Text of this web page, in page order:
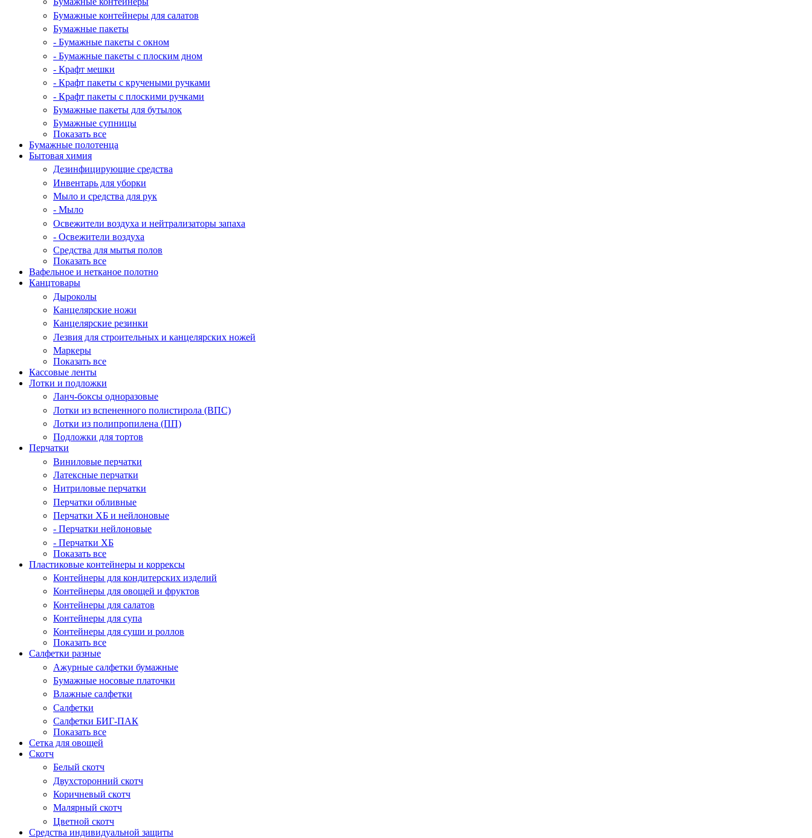
Бумажные контейнеры для салатов
Бумажные пакеты
- Бумажные пакеты с окном
- Бумажные пакеты с плоским дном
- Крафт мешки
- Крафт пакеты с кручеными ручками
- Крафт пакеты с плоскими ручками
Бумажные пакеты для бутылок
Бумажные супницы
Показать все
Бумажные полотенца
Бытовая химия
Дезинфицирующие средства
Инвентарь для уборки
Мыло и средства для рук
- Мыло
Освежители воздуха и нейтрализаторы запаха
- Освежители воздуха
Средства для мытья полов
Показать все
Вафельное и нетканое полотно
Канцтовары
Дыроколы
Канцелярские ножи
Канцелярские резинки
Лезвия для строительных и канцелярских ножей
Маркеры
Показать все
Кассовые ленты
Лотки и подложки
Ланч-боксы одноразовые
Лотки из вспененного полистирола (ВПС)
Лотки из полипропилена (ПП)
Подложки для тортов
Перчатки
Виниловые перчатки
Латексные перчатки
Нитриловые перчатки
Перчатки обливные
Перчатки ХБ и нейлоновые
- Перчатки нейлоновые
- Перчатки ХБ
Показать все
Пластиковые контейнеры и коррексы
Контейнеры для кондитерских изделий
Контейнеры для овощей и фруктов
Контейнеры для салатов
Контейнеры для супа
Контейнеры для суши и роллов
Показать все
Салфетки разные
Ажурные салфетки бумажные
Бумажные носовые платочки
Влажные салфетки
Салфетки
Салфетки БИГ-ПАК
Показать все
Сетка для овощей
Скотч
Белый скотч
Двухсторонний скотч
Коричневый скотч
Малярный скотч
Цветной скотч
Средства индивидуальной защиты